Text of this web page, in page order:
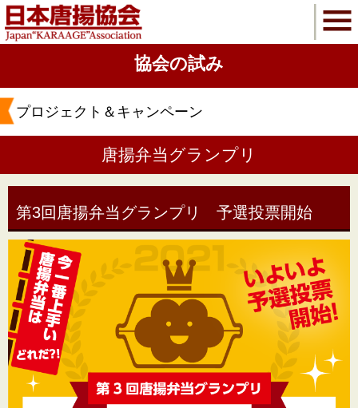
協会の試み
プロジェクト＆キャンペーン
唐揚弁当グランプリ
第3回唐揚弁当グランプリ 予選投票開始